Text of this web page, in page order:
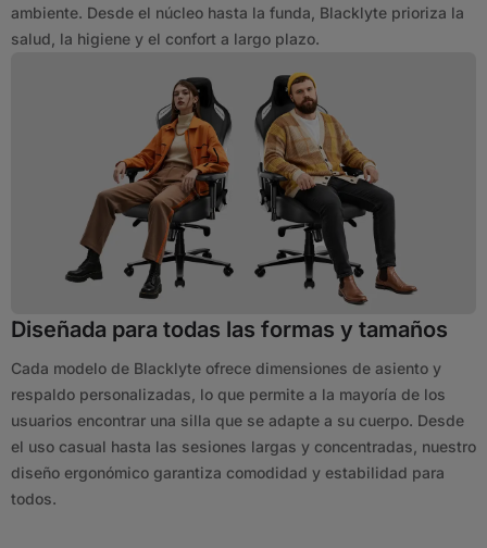
ambiente. Desde el núcleo hasta la funda, Blacklyte prioriza la
salud, la higiene y el confort a largo plazo.
Diseñada para todas las formas y tamaños
Cada modelo de Blacklyte ofrece dimensiones de asiento y
respaldo personalizadas, lo que permite a la mayoría de los
usuarios encontrar una silla que se adapte a su cuerpo. Desde
el uso casual hasta las sesiones largas y concentradas, nuestro
diseño ergonómico garantiza comodidad y estabilidad para
todos.